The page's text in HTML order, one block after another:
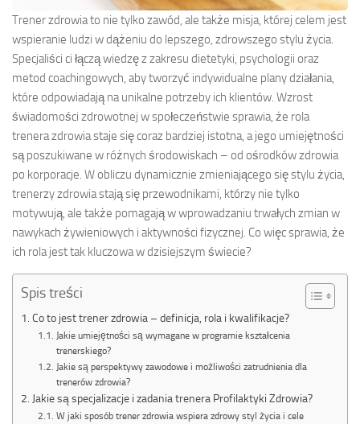
Trener zdrowia to nie tylko zawód, ale także misja, której celem jest
wspieranie ludzi w dążeniu do lepszego, zdrowszego stylu życia.
Specjaliści ci łączą wiedzę z zakresu dietetyki, psychologii oraz
metod coachingowych, aby tworzyć indywidualne plany działania,
które odpowiadają na unikalne potrzeby ich klientów. Wzrost
świadomości zdrowotnej w społeczeństwie sprawia, że rola
trenera zdrowia staje się coraz bardziej istotna, a jego umiejętności
są poszukiwane w różnych środowiskach – od ośrodków zdrowia
po korporacje. W obliczu dynamicznie zmieniającego się stylu życia,
trenerzy zdrowia stają się przewodnikami, którzy nie tylko
motywują, ale także pomagają w wprowadzaniu trwałych zmian w
nawykach żywieniowych i aktywności fizycznej. Co więc sprawia, że
ich rola jest tak kluczowa w dzisiejszym świecie?
Spis treści
Co to jest trener zdrowia – definicja, rola i kwalifikacje?
Jakie umiejętności są wymagane w programie kształcenia
trenerskiego?
Jakie są perspektywy zawodowe i możliwości zatrudnienia dla
trenerów zdrowia?
Jakie są specjalizacje i zadania trenera Profilaktyki Zdrowia?
W jaki sposób trener zdrowia wspiera zdrowy styl życia i cele